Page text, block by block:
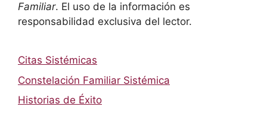
Familiar. El uso de la información es
responsabilidad exclusiva del lector.
Citas Sistémicas
Constelación Familiar Sistémica
Historias de Éxito